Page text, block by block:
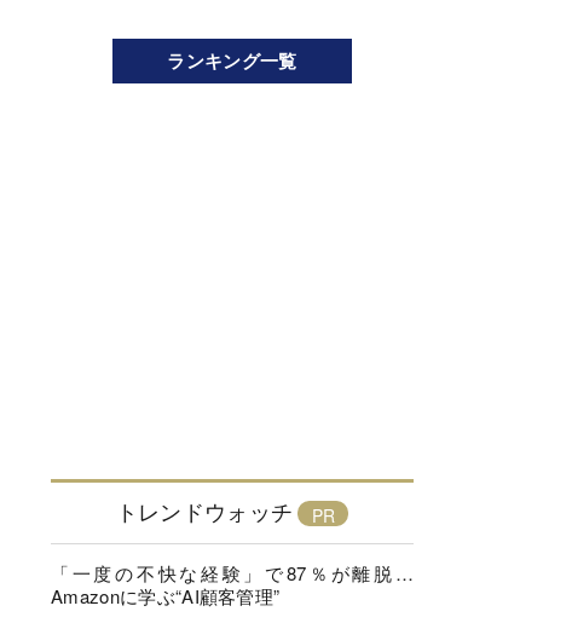
ランキング一覧
トレンドウォッチ
「一度の不快な経験」で87％が離脱…
Amazonに学ぶ“AI顧客管理”